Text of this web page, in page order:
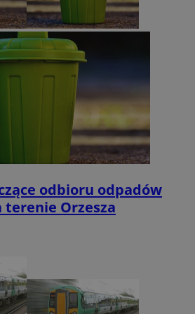
odbioru odpadów
Orzesza
YouTube
.youtube.com
tygodnie
Google Privacy Policy